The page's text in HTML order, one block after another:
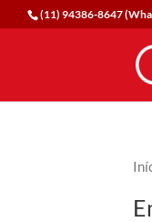
(11) 94386-8647